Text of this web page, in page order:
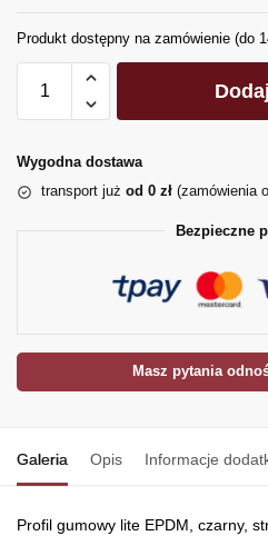
Produkt dostępny na zamówienie (do
Wygodna dostawa
transport już od 0 zł (zamówienia
Bezpieczne
Masz pytania
Galeria Opis Informacje
Profil gumowy lite EPDM, czarny,